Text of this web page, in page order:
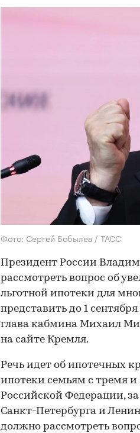
Фото: Сергей Бобылев / ТАСС
Президент России
рассмотреть вопрос об
льготной ипотеки для
представить до 1
глава кабмина Михаил
на сайте Кремля.
Речь идет об ипотечных
ипотеки семьям с тремя и
Российской Федерации,
Санкт-Петербурга и
должно рассмотреть